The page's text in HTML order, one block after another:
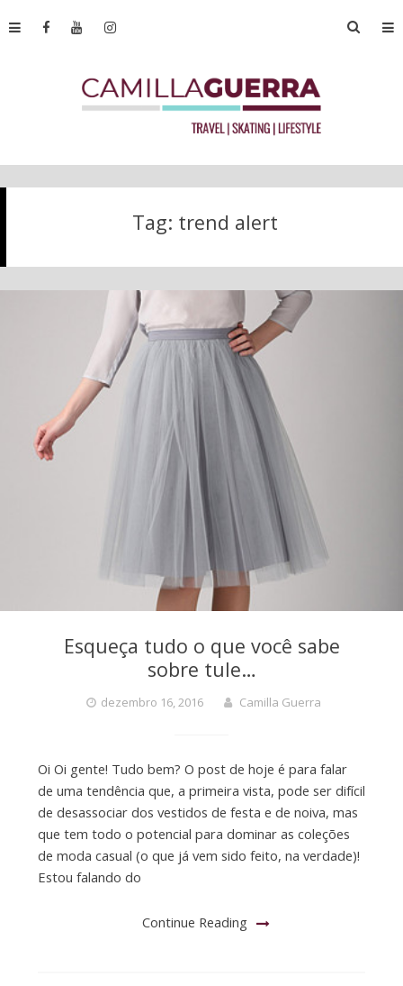
Tag: trend alert
Esqueça tudo o que você sabe
sobre tule…
dezembro 16, 2016 Camilla Guerra
Oi Oi gente! Tudo bem? O post de hoje é para falar
de uma tendência que, a primeira vista, pode ser difícil
de desassociar dos vestidos de festa e de noiva, mas
que tem todo o potencial para dominar as coleções
de moda casual (o que já vem sido feito, na verdade)!
Estou falando do
Continue Reading